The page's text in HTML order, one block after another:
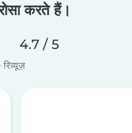
करते हैं।
4.7 / 5